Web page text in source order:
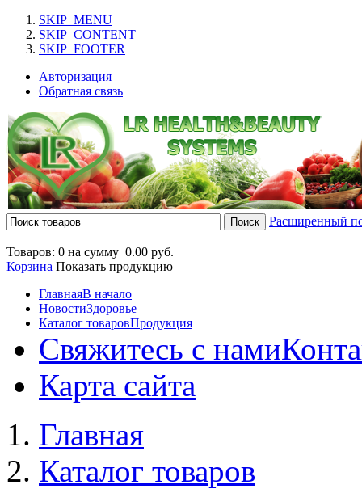
SKIP_MENU
SKIP_CONTENT
SKIP_FOOTER
Авторизация
Обратная связь
Расширенный
Товаров: 0 на сумму 0.00 руб.
Корзина Показать продукцию
ГлавнаяВ начало
НовостиЗдоровье
Каталог товаровПродукция
Свяжитесь с нами
Карта сайта
Главная
Каталог товаров